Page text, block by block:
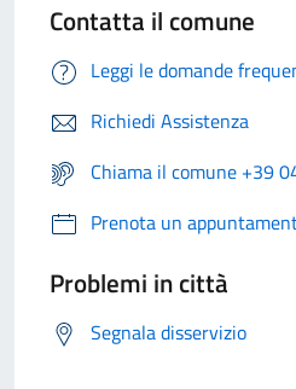
Contatta il comune
Leggi le domande
Richiedi Assistenza
Chiama il comune +39
Prenota un
Problemi in città
Segnala disservizio